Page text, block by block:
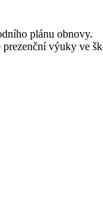
plánu obnovy.
výuky ve